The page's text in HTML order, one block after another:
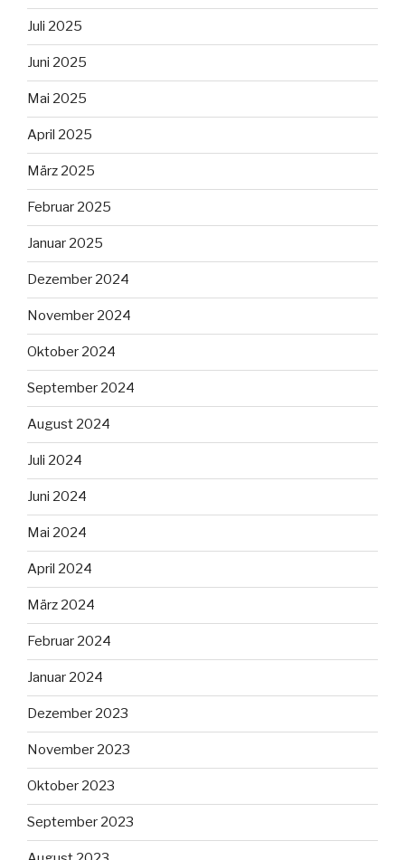
Juli 2025
Juni 2025
Mai 2025
April 2025
März 2025
Februar 2025
Januar 2025
Dezember 2024
November 2024
Oktober 2024
September 2024
August 2024
Juli 2024
Juni 2024
Mai 2024
April 2024
März 2024
Februar 2024
Januar 2024
Dezember 2023
November 2023
Oktober 2023
September 2023